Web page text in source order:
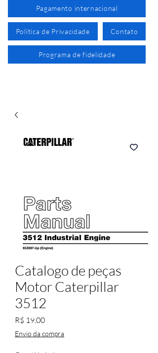
Pagamento internacional
Política de Privacidade Contato
Programa de fidelidade
Catalogo de peças
Motor Caterpillar
3512
R$ 19,00Preço
Envio da compra